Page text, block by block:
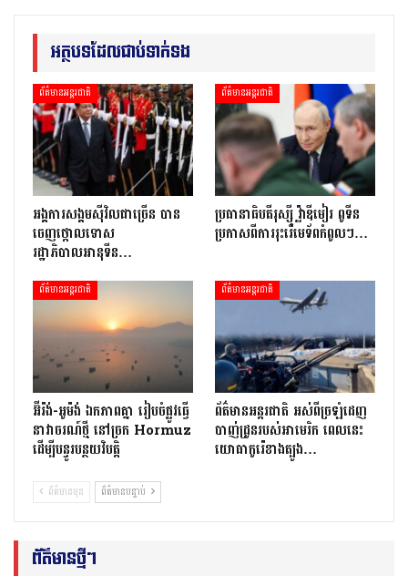
អត្ថបទដែលជាប់ទាក់ទង
ព័ត៌មានអន្តរជាតិ
អង្គការសង្គមស៊ីវិលជាច្រើន បាន
ចេញថ្កោលទោស
រដ្ឋាភិបាលអានុទីន…
ព័ត៌មានអន្តរជាតិ
ប្រធានាធិបតីរុស្ស៊ី វ្ល៉ាឌីមៀរ ពូទីន
ប្រកាសពីការរុះរើមេទ័ពកំពូលៗ…
ព័ត៌មានអន្តរជាតិ
អ៊ីរ៉ង់-អូម៉ង់ ឯកភាពគ្នា រៀបចំផ្លូវធ្វើ
នាវាចរណ៍ថ្មី នៅច្រក Hormuz
ដើម្បីបន្ធូរបន្ថយវិបត្តិ
ព័ត៌មានអន្តរជាតិ
ព័ត៌មានអន្ដរជាតិ អស់ពីច្រឡំដេញ​
បាញ់ដ្រូនរបស់​អាមេរិក ពេលនេះ​
យោធាកូរ៉េខាងត្បូង…
ព័ត៌មានមុន ព័ត៌មានបន្ទាប់
ព័ត៌មានថ្មីៗ